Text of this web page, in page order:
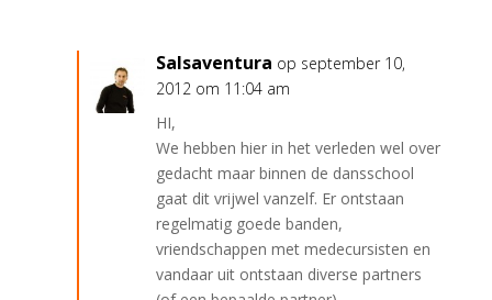
Salsaventura op september 10,
2012 om 11:04 am
HI,
We hebben hier in het verleden wel over
gedacht maar binnen de dansschool
gaat dit vrijwel vanzelf. Er ontstaan
regelmatig goede banden,
vriendschappen met medecursisten en
vandaar uit ontstaan diverse partners